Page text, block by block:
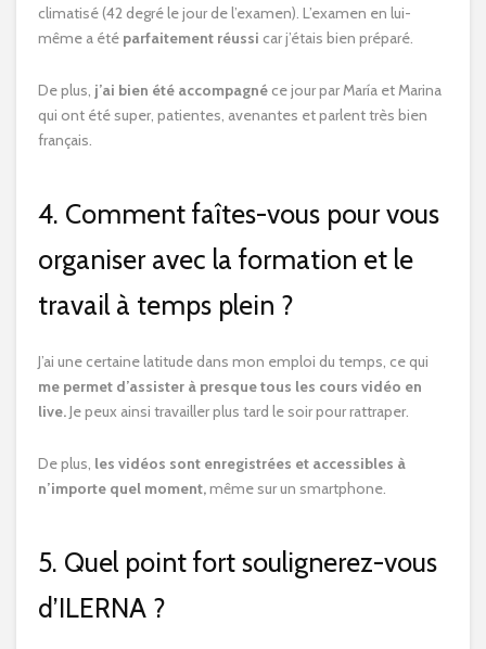
climatisé (42 degré le jour de l’examen). L’examen en lui-
même a été parfaitement réussi car j’étais bien préparé.
De plus, j’ai bien été accompagnéce jour par María et Marina
qui ont été super, patientes, avenantes et parlent très bien
français.
4. Comment faîtes-vous pour vous
organiser avec la formation et le
travail à temps plein ?
J’ai une certaine latitude dans mon emploi du temps, ce qui
me permet d’assister à presque tous les cours vidéo en
live.Je peux ainsi travailler plus tard le soir pour rattraper.
De plus, les vidéos sont enregistrées et accessibles à
n’importe quel moment,même sur un smartphone.
5. Quel point fort soulignerez-vous
d’ILERNA ?